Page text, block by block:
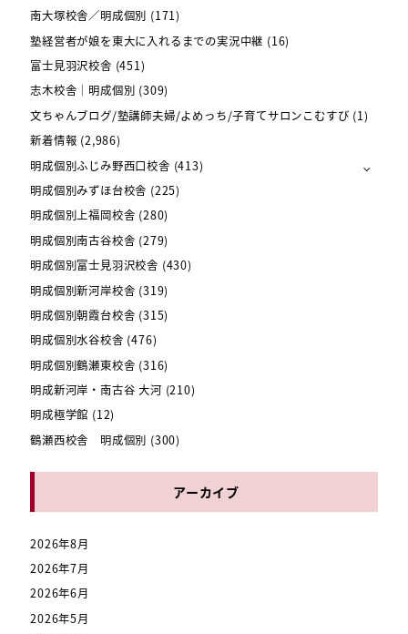
南大塚校舎／明成個別 (171)
塾経営者が娘を東大に入れるまでの実況中継 (16)
富士見羽沢校舎 (451)
志木校舎｜明成個別 (309)
文ちゃんブログ/塾講師夫婦/よめっち/子育てサロンこむすび (1)
新着情報 (2,986)
明成個別ふじみ野西口校舎 (413)
明成個別みずほ台校舎 (225)
明成個別上福岡校舎 (280)
明成個別南古谷校舎 (279)
明成個別富士見羽沢校舎 (430)
明成個別新河岸校舎 (319)
明成個別朝霞台校舎 (315)
明成個別水谷校舎 (476)
明成個別鶴瀬東校舎 (316)
明成新河岸・南古谷 大河 (210)
明成極学館 (12)
鶴瀬西校舎 明成個別 (300)
アーカイブ
2026年8月
2026年7月
2026年6月
2026年5月